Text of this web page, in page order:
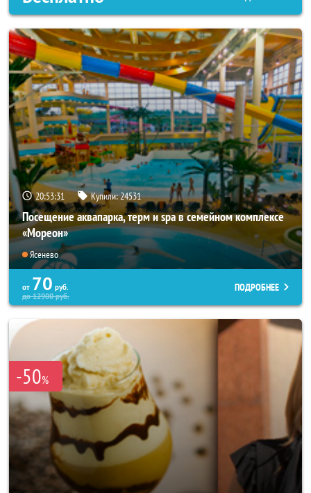
20:53:27 Купили:24531
Посещение аквапарка, терм и spa в семейном комплексе
«Мореон»
Ясенево
от 70 руб.
до12900руб.
ПОДРОБНЕЕ
-50%